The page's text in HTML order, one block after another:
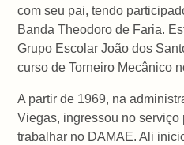
com seu pai, tendo
Banda Theodoro de Faria.
Grupo Escolar João dos
curso de Torneiro Mecânico
A partir de 1969, na
Viegas, ingressou no
trabalhar no DAMAE. Ali